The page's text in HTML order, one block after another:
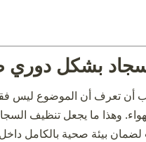
سجاد بشكل
أن تعرف أن الموضوع ليس فقط
وهذا ما يجعل تنظيف
لضمان بيئة صحية بالكامل